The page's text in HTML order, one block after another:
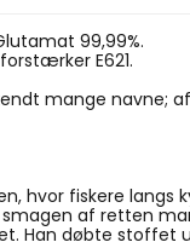
99,99%.
E621.
mange navne;
hvor fiskere
af retten
Han døbte stoffet